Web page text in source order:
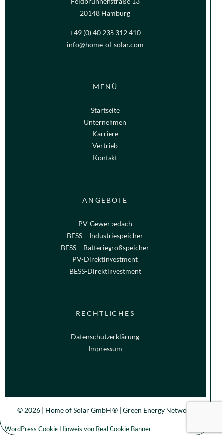
20148 Hamburg
+49 (0) 40 238 312 410
info@home-of-solar.com
MENÜ
Startseite
Unternehmen
Karriere
Vertrieb
Kontakt
ANGEBOTE
PV-Gewerbedach
BESS – Industriespeicher
BESS – Batteriegroßspeicher
PV-Direktinvestment
BESS-Direktinvestment
RECHTLICHES
Datenschutzerklärung
Impressum
© 2026 | Home of Solar GmbH ® | Green Energy Network
WordPress Cookie Hinweis von Real Cookie Banner